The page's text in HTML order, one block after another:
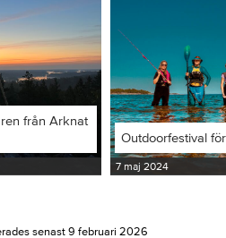
från Arknat
Outdoorfestival
7 maj 2024
senast 9 februari 2026